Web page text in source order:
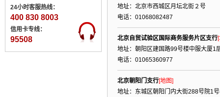
24小时客服热线：
400 830 8003
信用卡专线：
95508
地址：北京市西城区月坛北街２号
电话：01068082487
北京自贸试验区国际商务服务片区支行
地址：朝阳区建国路99号楼中服大厦1
电话：01065360977
北京朝阳门支行[地图]
地址：东城区朝阳门内大街288号院1